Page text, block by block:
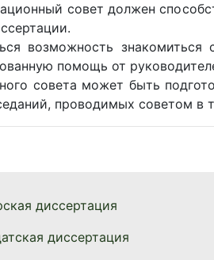
совет должен
возможность
помощь от
совета может быть
проводимых советом в
диссертация
диссертация